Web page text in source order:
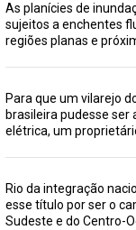
As planícies de
sujeitos a enchentes
regiões planas e
Para que um vilarejo
brasileira pudesse ser
elétrica, um
Rio da integração
esse título por ser o
Sudeste e do Centro-